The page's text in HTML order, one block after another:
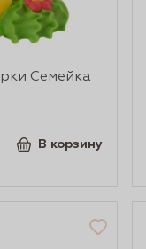
Семейка
В корзину